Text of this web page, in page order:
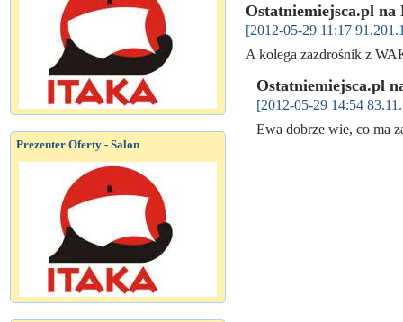
Prezenter Oferty - Salon
Ostatniemiejsca.pl na
[2012-05-29 11:17
A kolega zazdrośnik z
Ostatniemiejsca.pl
[2012-05-29 14:54
Ewa dobrze wie, co ma